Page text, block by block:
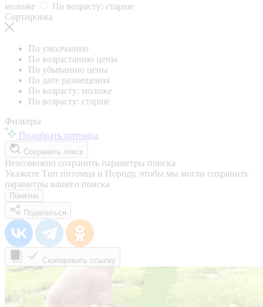
моложе
По возрасту: старше
Сортировка
По умолчанию
По возрастанию цены
По убыванию цены
По дате размещения
По возрасту: моложе
По возрасту: старше
Фильтры
Подобрать питомца
Сохранить поиск
Невозможно сохранить параметры поиска
Укажите Тип питомца и Породу, чтобы мы могли сохранить
параметры вашего поиска
Понятно
Поделиться
Скопировать ссылку